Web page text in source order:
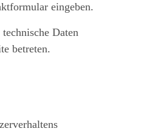
eingeben.
Daten
betreten.